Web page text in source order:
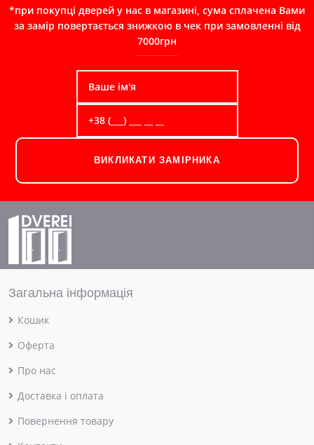
*при покупці дверей у нас в магазині, сума сплачена Вами
за замір повертається знижкою в чек при замовленні від
7000грн
ВИКЛИКАТИ ЗАМІРНИКА
Загальна інформація
Кошик
Оферта
Про нас
Доставка і оплата
Повернення товару